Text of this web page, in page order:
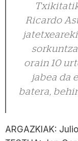
Ricardo
orain 10
jabea da
batera,
ARGAZKIAK: